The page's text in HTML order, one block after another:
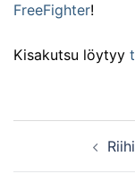
FreeFighter!
Kisakutsu löytyy
navigation